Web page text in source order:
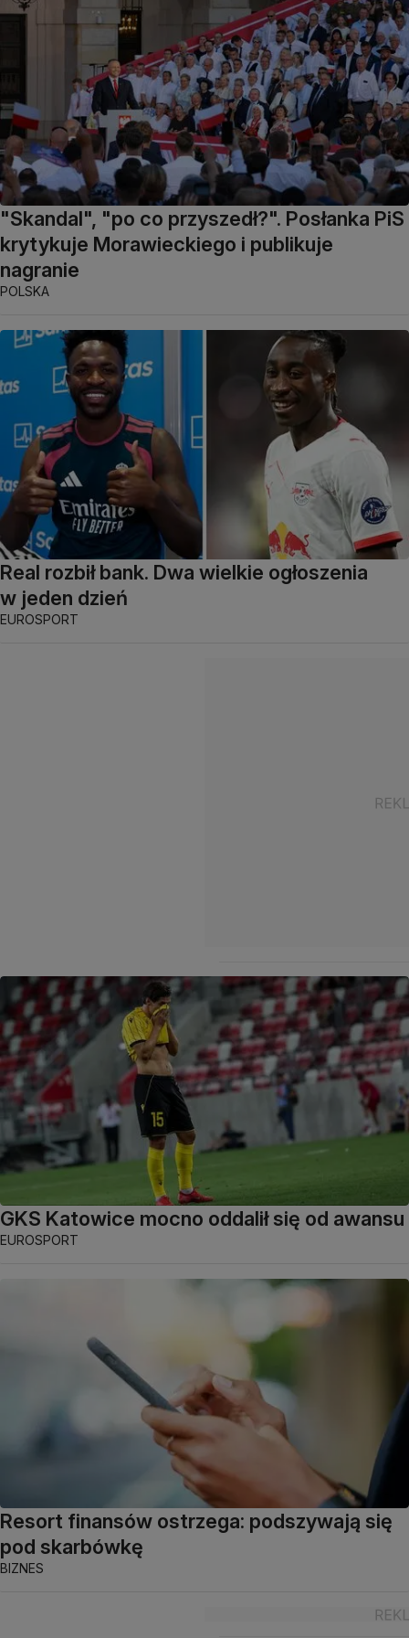
"Skandal", "po co przyszedł?". Posłanka PiS
krytykuje Morawieckiego i publikuje
nagranie
POLSKA
Real rozbił bank. Dwa wielkie ogłoszenia
w jeden dzień
EUROSPORT
GKS Katowice mocno oddalił się od awansu
EUROSPORT
Resort finansów ostrzega: podszywają się
pod skarbówkę
BIZNES